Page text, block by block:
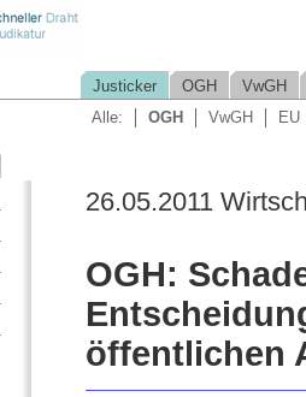
Justicker OGH
VwGH
Alle:
OGH VwGH EU
26.05.2011
OGH:
öffentlichen